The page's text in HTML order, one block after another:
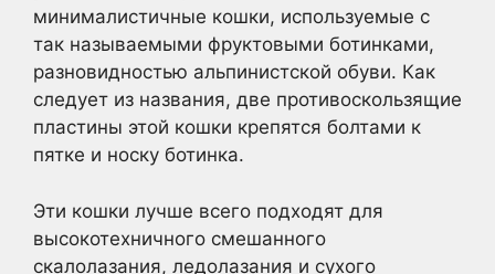
минималистичные кошки, используемые с
так называемыми фруктовыми ботинками,
разновидностью альпинистской обуви. Как
следует из названия, две противоскользящие
пластины этой кошки крепятся болтами к
пятке и носку ботинка.
Эти кошки лучше всего подходят для
высокотехничного смешанного
скалолазания, ледолазания и сухого